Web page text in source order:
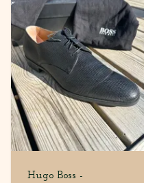
Hugo Boss -